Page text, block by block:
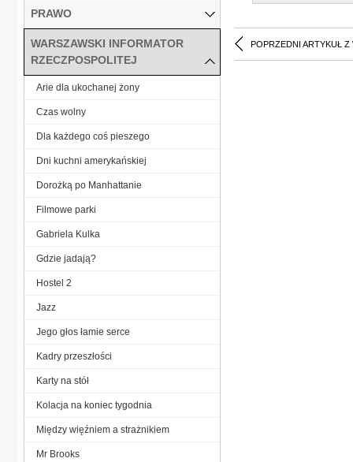
POPRZEDNI ARTYKUŁ Z
PRAWO
WARSZAWSKI INFORMATOR
RZECZPOSPOLITEJ
Arie dla ukochanej żony
Czas wolny
Dla każdego coś pieszego
Dni kuchni amerykańskiej
Dorożką po Manhattanie
Filmowe parki
Gabriela Kulka
Gdzie jadają?
Hostel 2
Jazz
Jego głos łamie serce
Kadry przeszłości
Karty na stół
Kolacja na koniec tygodnia
Między więźniem a strażnikiem
Mr Brooks